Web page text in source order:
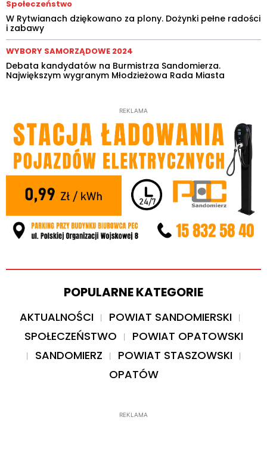
Społeczeństwo
W Rytwianach dziękowano za plony. Dożynki pełne radości
i zabawy
WYBORY SAMORZĄDOWE 2024
Debata kandydatów na Burmistrza Sandomierza.
Największym wygranym Młodzieżowa Rada Miasta
REKLAMA
POPULARNE KATEGORIE
AKTUALNOŚCI
POWIAT SANDOMIERSKI
SPOŁECZEŃSTWO
POWIAT OPATOWSKI
SANDOMIERZ
POWIAT STASZOWSKI
OPATÓW
REKLAMA